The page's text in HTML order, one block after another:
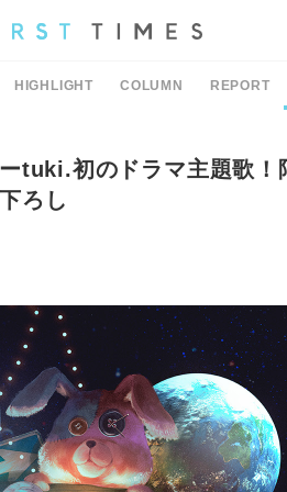
HIGHLIGHT COLUMN REPORT
tuki.初のドラマ主題歌！
ろし